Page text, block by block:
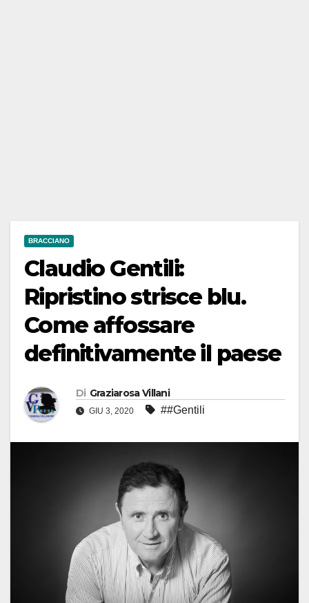
BRACCIANO
Claudio Gentili:
Ripristino strisce blu.
Come affossare
definitivamente il paese
Di Graziarosa Villani
GIU 3, 2020 ##Gentili